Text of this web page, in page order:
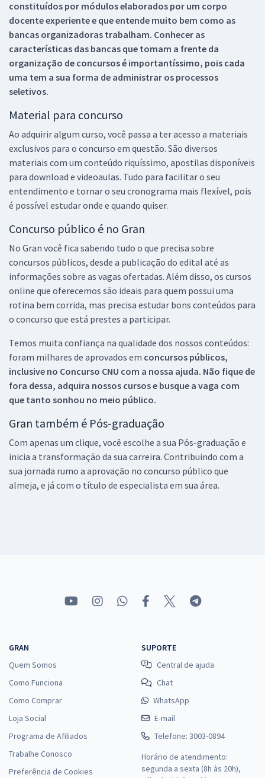
constituídos por módulos elaborados por um corpo
docente experiente e que entende muito bem como as
bancas organizadoras trabalham. Conhecer as
características das bancas que tomam a frente da
organização de concursos é importantíssimo, pois cada
uma tem a sua forma de administrar os processos
seletivos.
Material para concurso
Ao adquirir algum curso, você passa a ter acesso a materiais
exclusivos para o concurso em questão. São diversos
materiais com um conteúdo riquíssimo, apostilas disponíveis
para download e videoaulas. Tudo para facilitar o seu
entendimento e tornar o seu cronograma mais flexível, pois
é possível estudar onde e quando quiser.
Concurso público é no Gran
No Gran você fica sabendo tudo o que precisa sobre
concursos públicos, desde a publicação do edital até as
informações sobre as vagas ofertadas. Além disso, os cursos
online que oferecemos são ideais para quem possui uma
rotina bem corrida, mas precisa estudar bons conteúdos para
o concurso que está prestes a participar.
Temos muita confiança na qualidade dos nossos conteúdos:
foram milhares de aprovados em concursos públicos,
inclusive no Concurso CNU com a nossa ajuda. Não fique de
fora dessa, adquira nossos cursos e busque a vaga com
que tanto sonhou no meio público.
Gran também é Pós-graduação
Com apenas um clique, você escolhe a sua Pós-graduação e
inicia a transformação da sua carreira. Contribuindo com a
sua jornada rumo a aprovação no concurso público que
almeja, e já com o título de especialista em sua área.
GRAN
Quem Somos
Como Funciona
Como Comprar
Loja Social
Programa de Afiliados
Trabalhe Conosco
Preferência de Cookies
SUPORTE
Central de ajuda
Chat
WhatsApp
E-mail
Telefone: 3003-0894
Horário de atendimento:
segunda a sexta (8h às 20h),